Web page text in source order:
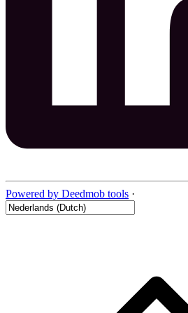
Powered by Deedmob tools ·